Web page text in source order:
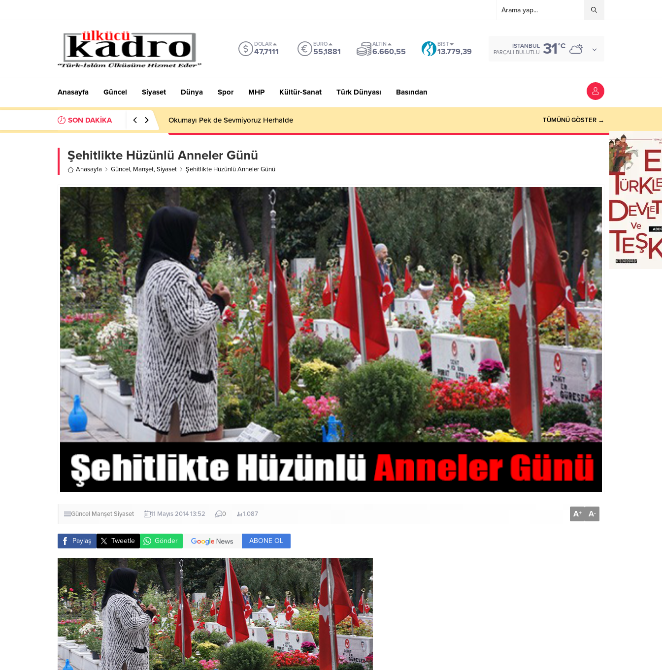
DOLAR
47,7111
EURO
55,1881
ALTIN
6.660,55
BIST
13.779,39
İSTANBUL
PARÇALI BULUTLU 31°C
Anasayfa Güncel Siyaset Dünya Spor MHP Kültür-Sanat Türk Dünyası Basından
SON DAKİKA Okumayı Pek de Sevmiyoruz Herhalde TÜMÜNÜ GÖSTER →
Şehitlikte Hüzünlü Anneler Günü
Anasayfa Güncel, Manşet,Siyaset Şehitlikte Hüzünlü Anneler Günü
Güncel ManşetSiyaset 11 Mayıs 2014 13:52 0 1.087 A+ A-
Paylaş Tweetle Gönder ABONE OL